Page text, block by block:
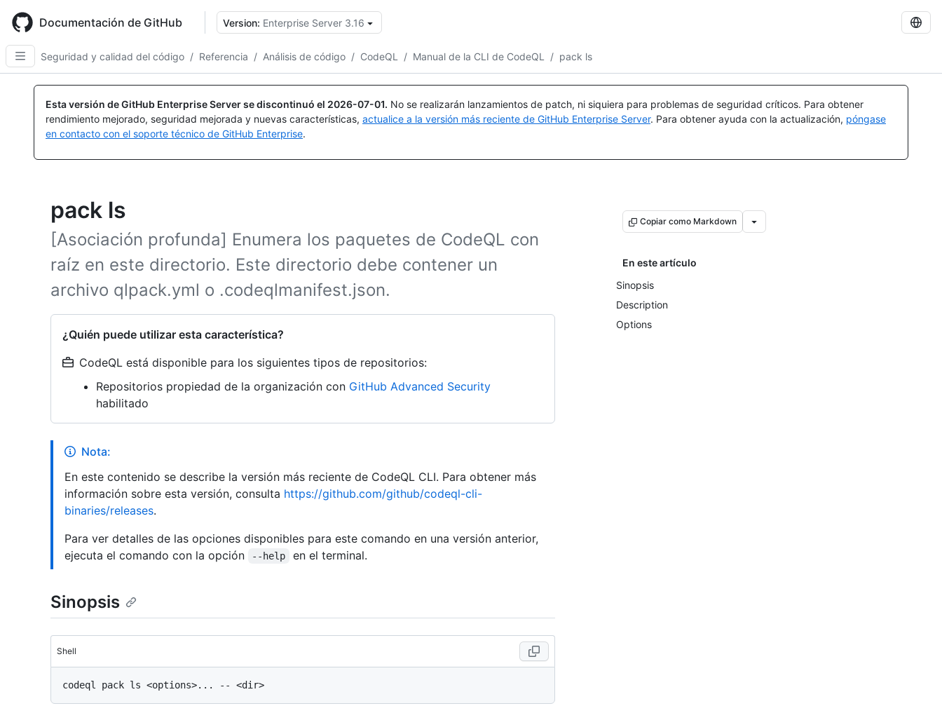
main
content
Documentación de GitHub Version: Enterprise Server 3.16
Seguridad y calidad del código / Referencia / Análisis de código / CodeQL / Manual de la CLI de CodeQL / pack ls
Esta versión de GitHub Enterprise Server se discontinuó el 2026-07-01. No se realizarán lanzamientos de patch, ni siquiera para problemas de seguridad críticos. Para obtener
rendimiento mejorado, seguridad mejorada y nuevas características, actualice a la versión más reciente de GitHub Enterprise Server. Para obtener ayuda con la actualización, póngase
en contacto con el soporte técnico de GitHub Enterprise.
pack ls
[Asociación profunda] Enumera los paquetes de CodeQL con
raíz en este directorio. Este directorio debe contener un
archivo qlpack.yml o .codeqlmanifest.json.
¿Quién puede utilizar esta característica?
CodeQL está disponible para los siguientes tipos de repositorios:
Repositorios propiedad de la organización con GitHub Advanced Security
habilitado
Copiar como Markdown
En este artículo
Sinopsis
Description
Options
Nota:
En este contenido se describe la versión más reciente de CodeQL CLI. Para obtener más
información sobre esta versión, consulta https://github.com/github/codeql-cli-
binaries/releases.
Para ver detalles de las opciones disponibles para este comando en una versión anterior,
ejecuta el comando con la opción
--help en el terminal.
Sinopsis
Shell